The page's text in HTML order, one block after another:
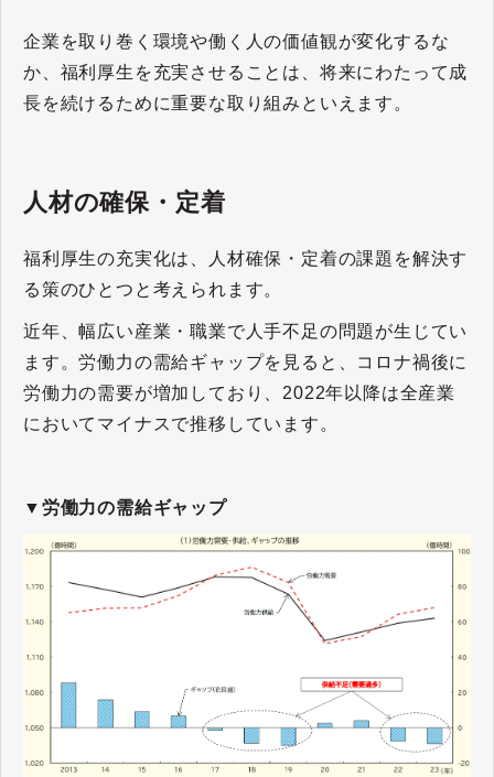
企業を取り巻く環境や働く人の価値観が変化するな
か、福利厚生を充実させることは、将来にわたって成
長を続けるために重要な取り組みといえます。
人材の確保・定着
福利厚生の充実化は、人材確保・定着の課題を解決す
る策のひとつと考えられます。
近年、幅広い産業・職業で人手不足の問題が生じてい
ます。労働力の需給ギャップを見ると、コロナ禍後に
労働力の需要が増加しており、2022年以降は全産業
においてマイナスで推移しています。
▼労働力の需給ギャップ